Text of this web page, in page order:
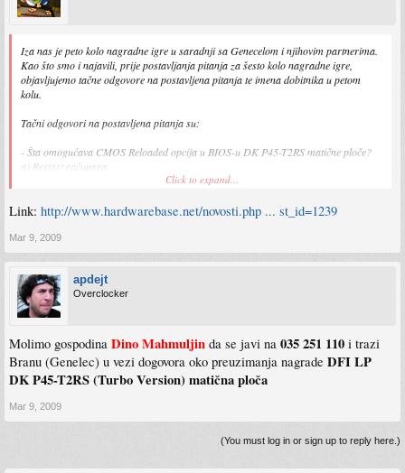
Iza nas je peto kolo nagradne igre u saradnji sa Genecelom i njihovim partnerima.
Kao što smo i najavili, prije postavljanja pitanja za šesto kolo nagradne igre,
objavljujemo tačne odgovore na postavljena pitanja te imena dobitnika u petom
kolu.
Tačni odgovori na postavljena pitanja su:
- Šta omogućava CMOS Reloaded opcija u BIOS-u DK P45-T2RS matične ploče?
a) Restart računara
konfiguraciji:
a) x16/x16
Dobitnici:
* G. Skill DDR2-1066 2GB kit:Alan Blagojević
* takeMS Booster 1GB:Harun Karavdić
Sretni dobitnici će više detalja o preuzimanju nagrada dobiti putem e-maila.
Ostalim posjetiocima naših stranica više sreće želimo naredne sedmice.
Click to expand...
Link: http://www.hardwarebase.net/novosti.php ... st_id=1239
Mar 9, 2009
apdejt
Overclocker
Molimo gospodina Dino Mahmuljin da se javi na 035 251 110 i trazi
Branu (Genelec) u vezi dogovora oko preuzimanja nagrade DFI LP
DK P45-T2RS (Turbo Version) matična ploča
Mar 9, 2009
(You must log in or sign up to reply here.)